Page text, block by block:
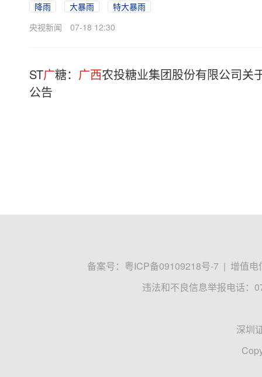
降雨 大暴雨
特大暴雨
央视新闻
07-18 12:30
ST广糖： 广西农投糖业集团股份有限公司关
公告
备案号： 粤ICP备09109218号-7 | 增值电
违法和不良信息举报电话：
深圳